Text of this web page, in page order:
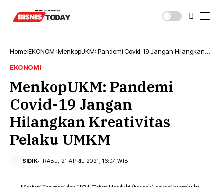
Home EKONOMI MenkopUKM: Pandemi Covid-19 Jangan Hilangkan
EKONOMI
MenkopUKM: Pandemi
Covid-19 Jangan
Hilangkan Kreativitas
Pelaku UMKM
SIDIK RABU, 21 APRIL 2021, 16:07 WIB